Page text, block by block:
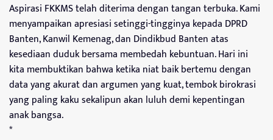
Aspirasi FKKMS telah diterima dengan tangan terbuka. Kami
menyampaikan apresiasi setinggi-tingginya kepada DPRD
Banten, Kanwil Kemenag, dan Dindikbud Banten atas
kesediaan duduk bersama membedah kebuntuan. Hari ini
kita membuktikan bahwa ketika niat baik bertemu dengan
data yang akurat dan argumen yang kuat, tembok birokrasi
yang paling kaku sekalipun akan luluh demi kepentingan
anak bangsa.
*